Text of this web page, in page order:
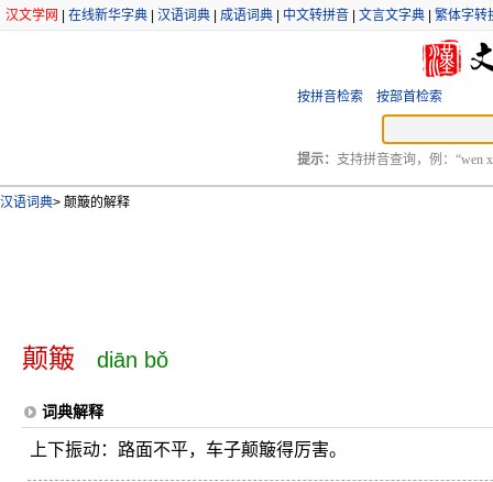
汉文学网 在线新华字典 汉语词典 成语词典 中文转拼音 文言文字典 繁体字转
按拼音检索 按部首检索
提示： 支持拼音查询，例：“wen
汉语词典> 颠簸的解释
颠簸 diān bǒ
词典解释
上下振动：路面不平，车子颠簸得厉害。